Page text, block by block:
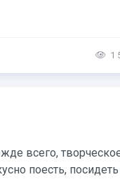
1
всего,
поесть,